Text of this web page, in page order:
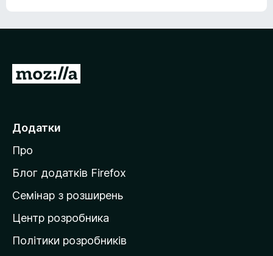
П
е
й
т
и
а
д
о
Додатки
Про
Блог додатків Firefox
Семінар з розширень
Центр розробника
Політики розробників